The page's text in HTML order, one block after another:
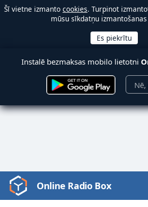
Šī vietne izmanto cookies. Turpinot
mūsu sīkdatņu
Instalē bezmaksas mobilo lietotni
Video
Player
Online Radio Box